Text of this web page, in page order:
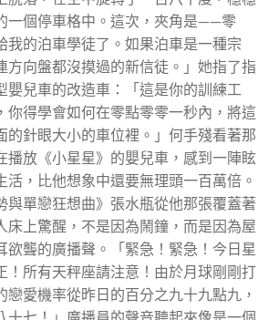
一個停車格中。這次，夾角是——零
我的泊車學徒了。如果泊車是一種宗
方向盤都沒摸過的新信徒。」她指了指
嬰兒車的改造車：「這是你的訓練工
你得學會如何在零點零零一秒內，將這
的針眼大小的車位裡。」何手殘看著那
播放《小星星》的嬰兒車，感到一陣眩
活，比他想象中還要無理頭一百萬倍。
與單戀狂想曲》張水瓶從他那張覆蓋著
床上驚醒，不是因為鬧鐘，而是因為屋
欲聾的廣播聲。「緊急！緊急！今日星
！所有天秤座請注意！由於月球剛剛打
戀愛機率從昨日的百分之九十九點九，